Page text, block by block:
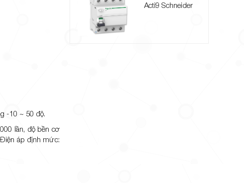
-10 ~ 50 độ.
lần, độ bền cơ
Điện áp định mức:
Acti9 Schneider